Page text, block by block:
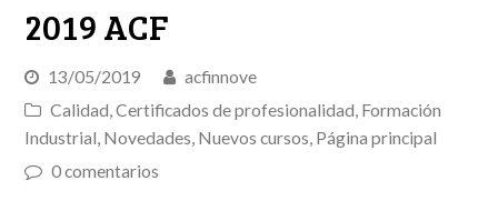
2019 ACF
13/05/2019
acfinnove
Calidad,Certificados de profesionalidad, Formación
Industrial, Novedades, Nuevos cursos, Página principal
0 comentarios